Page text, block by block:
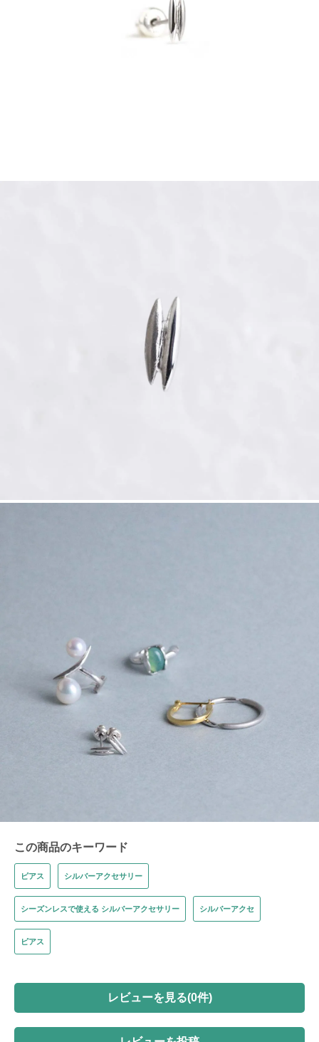
この商品のキーワード
ピアス シルバーアクセサリー
シーズンレスで使える シルバーアクセサリー シルバーアクセ
ピアス
レビューを見る(0件)